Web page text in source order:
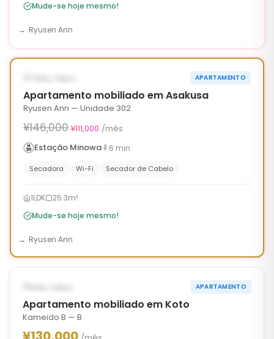
Mude-se hoje mesmo!
Ryusen Ann
‹ ›
APARTAMENTO
Apartamento mobiliado em Asakusa
Ryusen Ann — Unidade 302
¥146,000 ¥111,000 /mês
Estação Minowa
6 min
Secadora Wi-Fi Secador de Cabelo
1LDK
25.3m²
Mude-se hoje mesmo!
Ryusen Ann
Koto, Tokyo APARTAMENTO
Apartamento mobiliado em Koto
Kameido B — B